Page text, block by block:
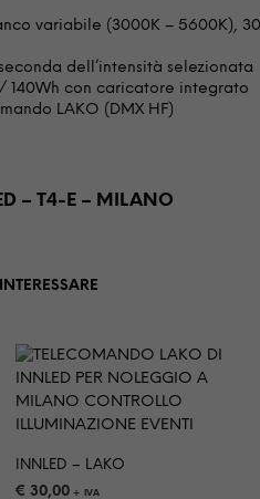
variabile (3000K – 5600K),
dell’intensità selezionata
con caricatore integrato
LAKO (DMX HF)
– T4-E – MILANO
INNLED – LAKO
€ 30,00 + IVA